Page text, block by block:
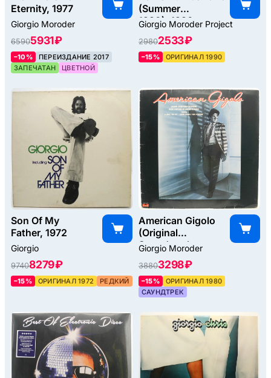
Eternity, 1977
Giorgio Moroder
65905931 ₽
–10%
ПЕРЕИЗДАНИЕ 2017
ЗАПЕЧАТАН
ЦВЕТНОЙ
(Summer
1990), 1990
Giorgio Moroder Project
29802533 ₽
–15% ОРИГИНАЛ 1990
Son Of My
Father, 1972
Giorgio
97408279 ₽
–15% ОРИГИНАЛ 1972 РЕДКИЙ
American Gigolo
(Original
Soundtrack
Recording), 1980
Giorgio Moroder
38803298 ₽
–15%
ОРИГИНАЛ 1980
САУНДТРЕК